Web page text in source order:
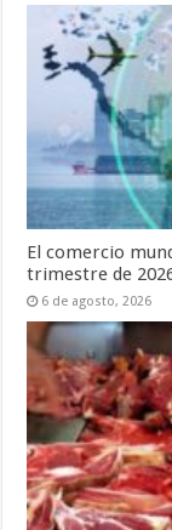
El comercio
trimestre de
6 de agosto, 2026